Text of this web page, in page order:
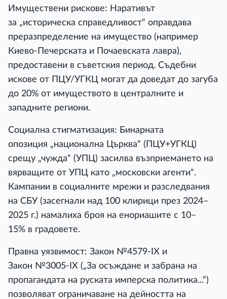
Имуществени рискове: Наративът
за „историческа справедливост“ оправдава
преразпределение на имущество (например
Киево-Печерската и Почаевската лавра),
предоставени в съветския период. Съдебни
искове от ПЦУ/УГКЦ могат да доведат до загуба
до 20% от имуществото в централните и
западните региони.
Социална стигматизация: Бинарната
опозиция „национална Църква“ (ПЦУ+УГКЦ)
срещу „чужда“ (УПЦ) засилва възприемането на
вярващите от УПЦ като „московски агенти“.
Кампании в социалните мрежи и разследвания
на СБУ (засегнали над 100 клирици през 2024–
2025 г.) намалиха броя на енориашите с 10–
15% в градовете.
Правна уязвимост: Закон №4579-IX и
Закон №3005-IX („За осъждане и забрана на
пропагандата на руската имперска политика...“)
позволяват ограничаване на дейността на